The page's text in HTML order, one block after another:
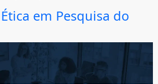
em Pesquisa do